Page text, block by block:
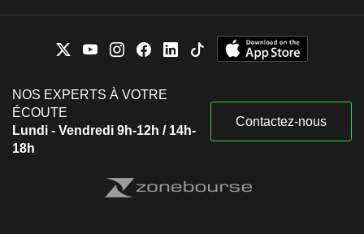
NOS EXPERTS À VOTRE
ÉCOUTE
Lundi - Vendredi 9h-12h / 14h-
18h
Contactez-nous